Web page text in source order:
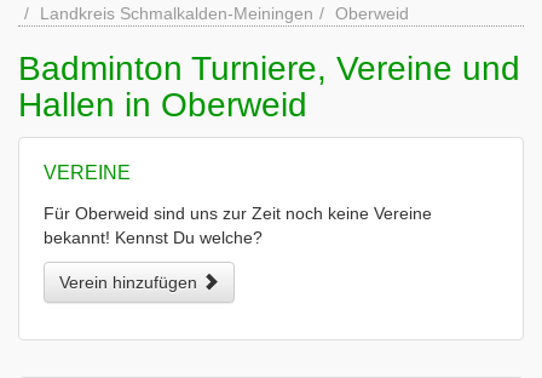
Landkreis Schmalkalden-Meiningen
Oberweid
Badminton Turniere, Vereine und
Hallen in Oberweid
VEREINE
Für Oberweid sind uns zur Zeit noch keine Vereine
bekannt! Kennst Du welche?
Verein hinzufügen